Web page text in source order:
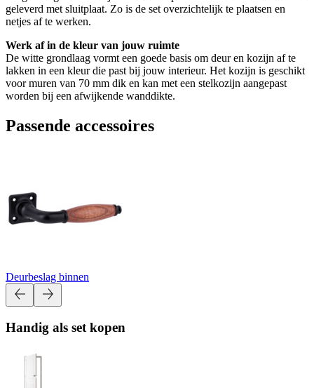
geleverd met sluitplaat. Zo is de set overzichtelijk te plaatsen en
netjes af te werken.
Werk af in de kleur van jouw ruimte
De witte grondlaag vormt een goede basis om deur en kozijn af te
lakken in een kleur die past bij jouw interieur. Het kozijn is geschikt
voor muren van 70 mm dik en kan met een stelkozijn aangepast
worden bij een afwijkende wanddikte.
Passende accessoires
Deurbeslag binnen
Handig als set kopen